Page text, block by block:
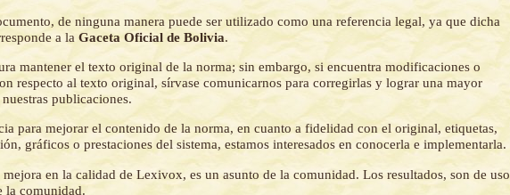
de ninguna manera puede ser utilizado como una referencia legal, ya que dicha
a laGaceta Oficial de Bolivia.
mantener el texto original de la norma; sin embargo, si encuentra modificaciones o
respecto al texto original, sírvase comunicarnos para corregirlas y lograr una mayor
publicaciones.
para mejorar el contenido de la norma, en cuanto a fidelidad con el original, etiquetas,
gráficos o prestaciones del sistema, estamos interesados en conocerla e implementarla.
en la calidad de Lexivox, es un asunto de la comunidad. Los resultados, son de uso
la comunidad.